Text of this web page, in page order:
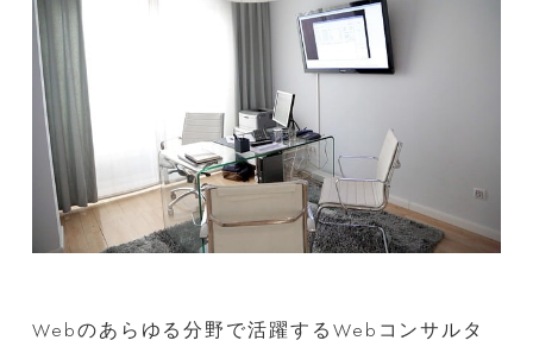
Webのあらゆる分野で活躍するWebコンサルタ